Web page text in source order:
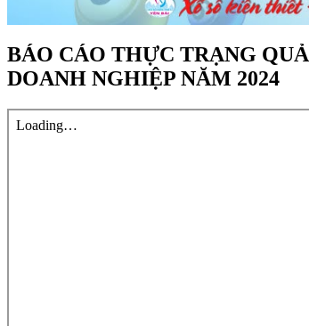
BÁO CÁO THỰC TRẠNG
DOANH NGHIỆP NĂM 2024